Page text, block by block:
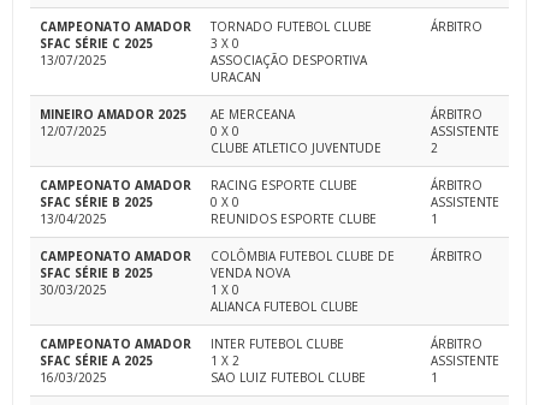
CAMPEONATO AMADOR
SFAC SÉRIE C 2025
13/07/2025
TORNADO FUTEBOL CLUBE
3 X 0
ASSOCIAÇÃO DESPORTIVA
URACAN
ÁRBITRO
MINEIRO AMADOR 2025
12/07/2025
AE MERCEANA
0 X 0
CLUBE ATLETICO JUVENTUDE
ÁRBITRO
ASSISTENTE
2
CAMPEONATO AMADOR
SFAC SÉRIE B 2025
13/04/2025
RACING ESPORTE CLUBE
0 X 0
REUNIDOS ESPORTE CLUBE
ÁRBITRO
ASSISTENTE
1
CAMPEONATO AMADOR
SFAC SÉRIE B 2025
30/03/2025
COLÔMBIA FUTEBOL CLUBE DE
VENDA NOVA
1 X 0
ALIANCA FUTEBOL CLUBE
ÁRBITRO
CAMPEONATO AMADOR
SFAC SÉRIE A 2025
16/03/2025
INTER FUTEBOL CLUBE
1 X 2
SAO LUIZ FUTEBOL CLUBE
ÁRBITRO
ASSISTENTE
1